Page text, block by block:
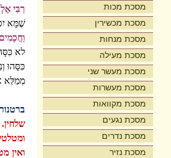
מסכת מכות
מסכת מכשירין
מסכת מנחות
מסכת מעילה
מסכת מעשר שני
מסכת מעשרות
מסכת מקוואות
מסכת נגעים
מסכת נדרים
מסכת נזיר
רַבִּי
שֶׁמָּא
לא
כִּסָּהוּ
מְמַלֵּא
שלחין.
ואין